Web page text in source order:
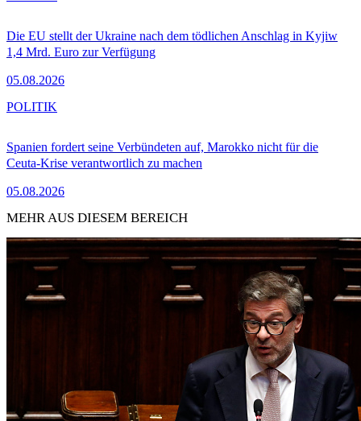
Die EU stellt der Ukraine nach dem tödlichen Anschlag in Kyjiw
1,4 Mrd. Euro zur Verfügung
05.08.2026
Spanien fordert seine Verbündeten auf, Marokko nicht für die
Ceuta-Krise verantwortlich zu machen
05.08.2026
POLITIK
MEHR AUS DIESEM BEREICH